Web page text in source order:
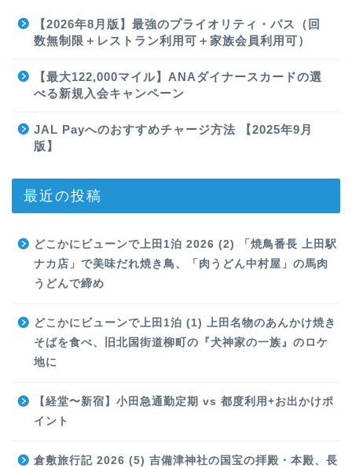
【2026年8月版】最強のプライオリティ・パス（回
数無制限＋レストラン利用可＋家族会員利用可）
【最大122,000マイル】ANAダイナースカードの選
べる新規入会キャンペーン
JAL Payへのおすすめチャージ方法 【2025年9月
版】
最近の投稿
どこかにビューンで上田1泊 2026 (2) 「焼鳥番長 上田駅
ナカ店」で美味だれ焼き鳥、「肉うどん中村屋」の馬肉
うどんで締め
どこかにビューンで上田1泊 (1) 上田名物のあんかけ焼き
そばを食べ、旧北国街道柳町の『犬神家の一族』のロケ
地に
【経堂〜新宿】小田急通勤定期 vs 都度利用+お出かけポ
イント
倉敷旅行記 2026 (5) 吉備津神社の国宝の拝殿・本殿、長